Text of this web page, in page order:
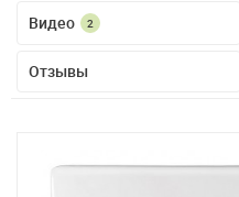
Видео 2
Отзывы